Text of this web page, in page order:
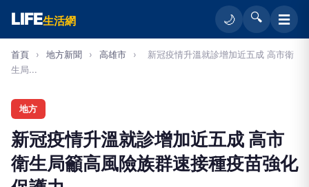
LIFE生活網 🌙 🔍 ☰
首頁 › 地方新聞 › 高雄市 ›
新冠疫情升溫就診增加近五成 高市衛
生局...
地方
新冠疫情升溫就診增加近五成 高市
衛生局籲高風險族群速接種疫苗強化